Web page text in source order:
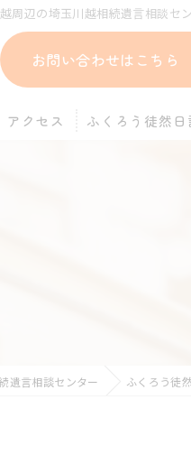
周辺の埼玉川越相続遺言相談セ
お問い合わせはこちら
アクセス ふくろう徒然日
遺言相談センター ふくろう徒